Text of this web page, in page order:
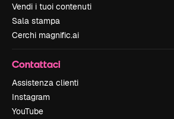
Vendi i tuoi contenuti
Sala stampa
Cerchi magnific.ai
Contattaci
Assistenza clienti
Instagram
YouTube